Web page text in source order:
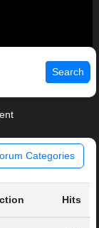
Search
Categories
Hits